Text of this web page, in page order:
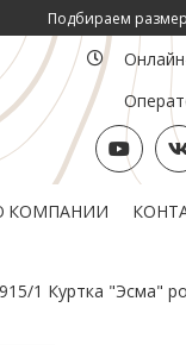
размер по Вашим инд.
КОМПАНИИ
1 Куртка "Эсма"